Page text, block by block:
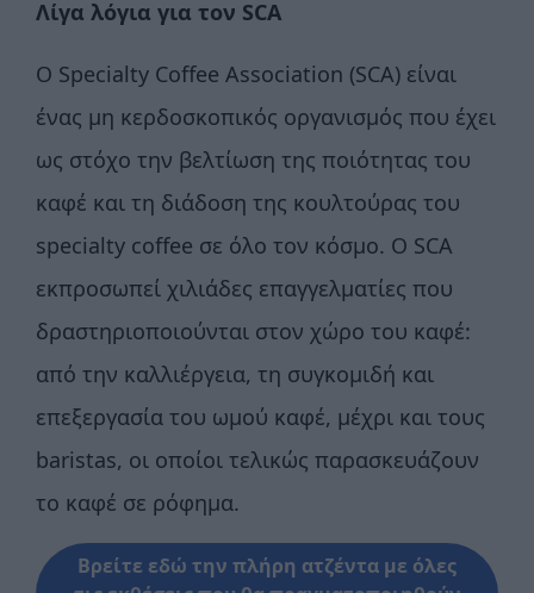
Λίγα λόγια για τον SCA
Ο Specialty Coffee Association (SCA) είναι
ένας μη κερδοσκοπικός οργανισμός που έχει
ως στόχο την βελτίωση της ποιότητας του
καφέ και τη διάδοση της κουλτούρας του
specialty coffee σε όλο τον κόσμο. Ο SCA
εκπροσωπεί χιλιάδες επαγγελματίες που
δραστηριοποιούνται στον χώρο του καφέ:
από την καλλιέργεια, τη συγκομιδή και
επεξεργασία του ωμού καφέ, μέχρι και τους
baristas, οι οποίοι τελικώς παρασκευάζουν
το καφέ σε ρόφημα.
Βρείτε εδώ την πλήρη ατζέντα με όλες